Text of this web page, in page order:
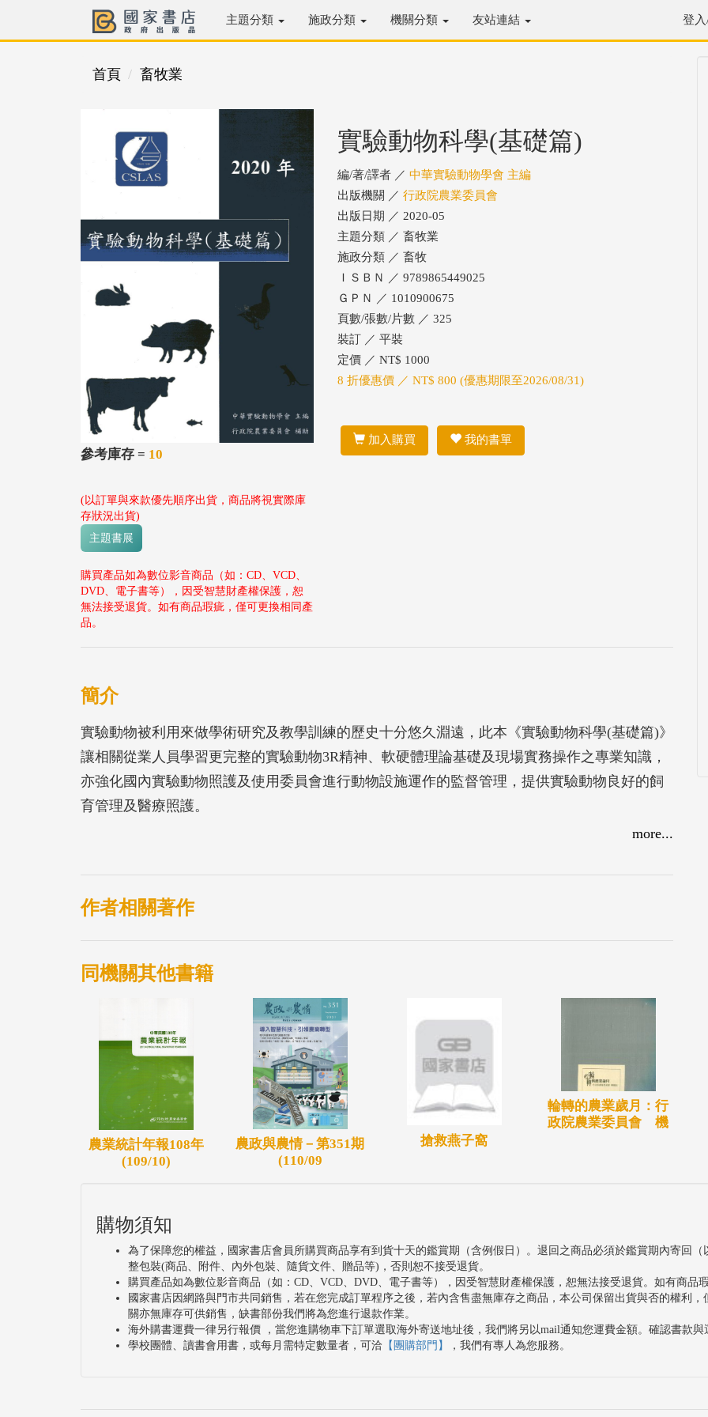
主題分類 施政分類 機關分類 友站連結 登
首頁 畜牧業
參考庫存 = 10
(以訂單與來款優先順序出貨，商品將視實際庫
存狀況出貨)
主題書展
購買產品如為數位影音商品（如：CD、VCD、
DVD、電子書等），因受智慧財產權保護，恕
無法接受退貨。如有商品瑕疵，僅可更換相同產
品。
實驗動物科學(基礎篇)
編/著/譯者 ／ 中華實驗動物學會 主編
出版機關 ／ 行政院農業委員會
出版日期 ／ 2020-05
主題分類 ／ 畜牧業
施政分類 ／ 畜牧
ＩＳＢＮ ／ 9789865449025
ＧＰＮ ／ 1010900675
頁數/張數/片數 ／ 325
裝訂 ／ 平裝
定價 ／ NT$ 1000
8 折優惠價 ／ NT$ 800 (優惠期限至2026/08/31)
加入購買 我的書單
簡介
實驗動物被利用來做學術研究及教學訓練的歷史十分悠久淵遠，此本《實驗動物科學(基礎篇)》
讓相關從業人員學習更完整的實驗動物3R精神、軟硬體理論基礎及現場實務操作之專業知識，
亦強化國內實驗動物照護及使用委員會進行動物設施運作的監督管理，提供實驗動物良好的飼
育管理及醫療照護。
more...
作者相關著作
同機關其他書籍
農業統計年報108年
(109/10)
農政與農情－第351期
(110/09
搶救燕子窩
輪轉的農業歲月：行
政院農業委員會 機
購物須知
為了保障您的權益，國家書店會員所購買商品享有到貨十天的鑑賞期（含例假日）。退回之商品必須於鑑賞期內寄回
整包裝(商品、附件、內外包裝、隨貨文件、贈品等)，否則恕不接受退貨。
購買產品如為數位影音商品（如：CD、VCD、DVD、電子書等），因受智慧財產權保護，恕無法接受退貨。如有商品
國家書店因網路與門市共同銷售，若在您完成訂單程序之後，若內含售盡無庫存之商品，本公司保留出貨與否的權利
關亦無庫存可供銷售，缺書部份我們將為您進行退款作業。
海外購書運費一律另行報價 ，當您進購物車下訂單選取海外寄送地址後，我們將另以mail通知您運費金額。確認書款
學校團體、讀書會用書，或每月需特定數量者，可洽 【團購部門】 ，我們有專人為您服務。